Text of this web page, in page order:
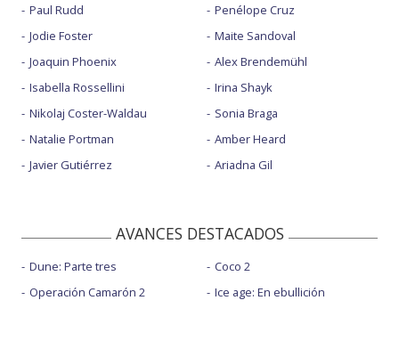
Paul Rudd
Jodie Foster
Joaquin Phoenix
Isabella Rossellini
Nikolaj Coster-Waldau
Natalie Portman
Javier Gutiérrez
Penélope Cruz
Maite Sandoval
Alex Brendemühl
Irina Shayk
Sonia Braga
Amber Heard
Ariadna Gil
AVANCES DESTACADOS
Dune: Parte tres
Operación Camarón 2
Coco 2
Ice age: En ebullición